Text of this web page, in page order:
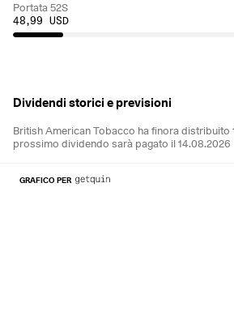
Dividendi storici e previsioni
British American Tobacco ha finora distribuito
prossimo dividendo sarà pagato il 14.08.2026
GRAFICO PER
Portata 52S
48,99 USD